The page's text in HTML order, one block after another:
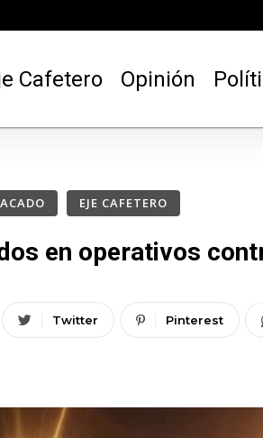
Cafetero Opinión
EJE CAFETERO
en operativos
Twitter Pinterest